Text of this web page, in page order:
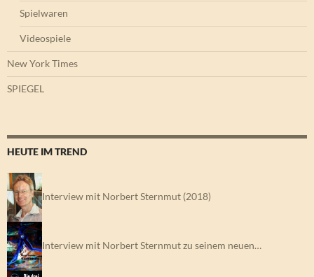
Spielwaren
Videospiele
New York Times
SPIEGEL
HEUTE IM TREND
Interview mit Norbert Sternmut (2018)
Interview mit Norbert Sternmut zu seinem neuen…